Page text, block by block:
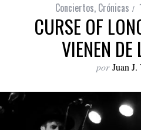
Conciertos, Crónicas
CURSE OF
VIENEN DE
por Juan